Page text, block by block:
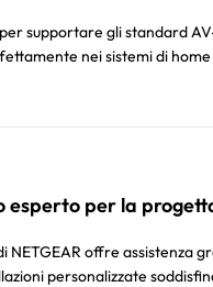
supportare gli standard
nei sistemi di
esperto per la
NETGEAR offre assistenza
personalizzate